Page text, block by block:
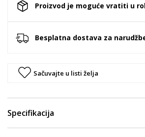
Proizvod je moguće vratiti u
Besplatna dostava za
Sačuvajte u listi želja
Specifikacija